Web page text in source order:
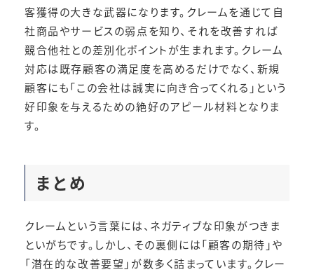
客獲得の大きな武器になります。クレームを通じて自
社商品やサービスの弱点を知り、それを改善すれば
競合他社との差別化ポイントが生まれます。クレーム
対応は既存顧客の満足度を高めるだけでなく、新規
顧客にも「この会社は誠実に向き合ってくれる」という
好印象を与えるための絶好のアピール材料となりま
す。
まとめ
クレームという言葉には、ネガティブな印象がつきま
といがちです。しかし、その裏側には「顧客の期待」や
「潜在的な改善要望」が数多く詰まっています。クレー